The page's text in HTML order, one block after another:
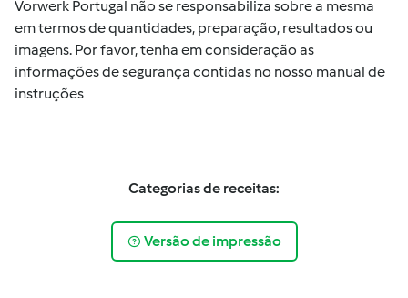
Vorwerk Portugal não se responsabiliza sobre a mesma
em termos de quantidades, preparação, resultados ou
imagens. Por favor, tenha em consideração as
informações de segurança contidas no nosso manual de
instruções
Categorias de receitas:
Versão de impressão